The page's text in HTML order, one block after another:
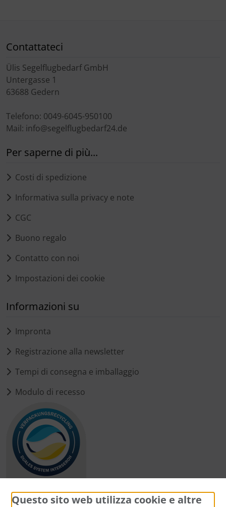
Contattateci
Ülis Segelflugbedarf GmbH
Untergasse 1
63688 Gedern
Telefono: 0049-6045-950100
Mail: info@segelflugbedarf24.de
Per saperne di più...
Costi di spedizione
Informativa sulla privacy e note
CGC
Buono regalo
Contatto con noi
Impostazioni dei cookie
Informazioni su
Impronta
Registrazione alla newsletter
Tempi di consegna e imballaggio
Modulo di recesso
Questo sito web utilizza cookie e altre